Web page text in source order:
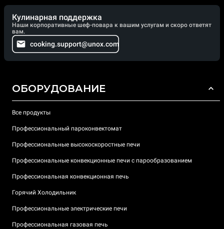
Кулинарная поддержка
Наши корпоративные шеф-повара к вашим услугам и скоро ответят
вам.
cooking.support@unox.com
ОБОРУДОВАНИЕ
Все продукты
Профессиональный пароконвектомат
Профессиональные высокоскоростные печи
Профессиональные конвекционные печи с парообразованием
Профессиональная конвекционная печь
Горячий Холодильник
Профессиональные электрические печи
Профессиональная газовая печь